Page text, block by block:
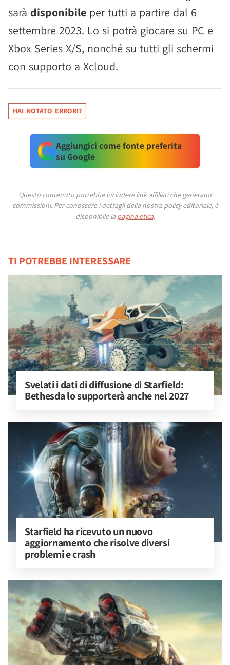
sarà disponibile per tutti a partire dal 6
settembre 2023. Lo si potrà giocare su PC e
Xbox Series X/S, nonché su tutti gli schermi
con supporto a Xcloud.
HAI NOTATO ERRORI?
Aggiungici come fonte preferita
su Google
Questo contenuto potrebbe includere link affiliati che generano
commissioni. Per conoscere i dettagli della nostra policy editoriale, è
disponibile la pagina etica.
TI POTREBBE INTERESSARE
Svelati i dati di diffusione di Starfield:
Bethesda lo supporterà anche nel 2027
Starfield ha ricevuto un nuovo
aggiornamento che risolve diversi
problemi e crash